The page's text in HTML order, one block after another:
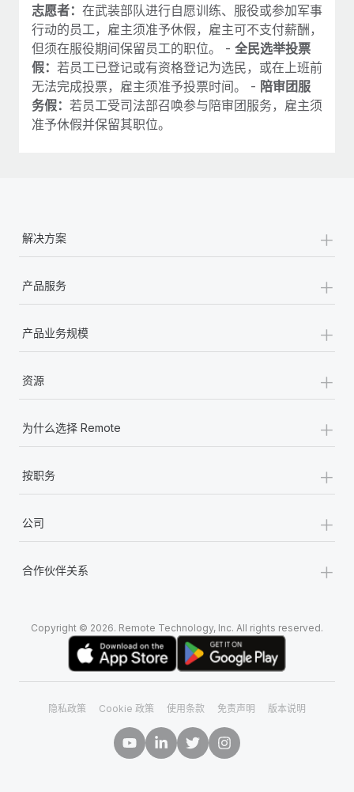
志愿者： 在武装部队进行自愿训练、服役或参加军事
行动的员工，雇主须准予休假，雇主可不支付薪酬，
但须在服役期间保留员工的职位。 - 全民选举投票
假： 若员工已登记或有资格登记为选民，或在上班前
无法完成投票，雇主须准予投票时间。 - 陪审团服
务假： 若员工受司法部召唤参与陪审团服务，雇主须
准予休假并保留其职位。
解决方案 +
产品服务 +
产品业务规模 +
资源 +
为什么选择 Remote +
按职务 +
公司 +
合作伙伴关系 +
Copyright © 2026. Remote Technology, Inc. All rights reserved.
隐私政策 Cookie 政策 使用条款 免责声明 版本说明